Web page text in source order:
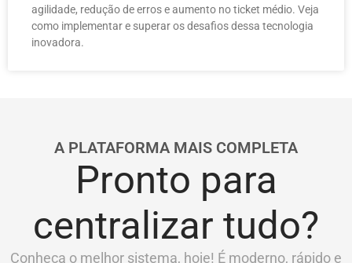
agilidade, redução de erros e aumento no ticket médio. Veja
como implementar e superar os desafios dessa tecnologia
inovadora.
A PLATAFORMA MAIS COMPLETA
Pronto para
centralizar tudo?
Conheça o melhor sistema, hoje! É moderno, rápido e